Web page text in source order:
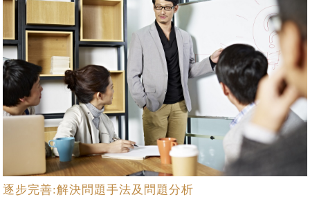
逐步完善:解決問題手法及問題分析